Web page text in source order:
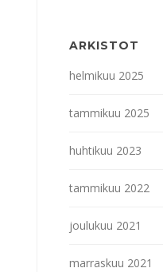
ARKISTOT
helmikuu 2025
tammikuu 2025
huhtikuu 2023
tammikuu 2022
joulukuu 2021
marraskuu 2021